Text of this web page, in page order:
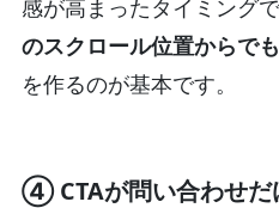
感が高まったタイミング
のスクロール位置からで
を作るのが基本です。
④ CTAが問い合わせだ